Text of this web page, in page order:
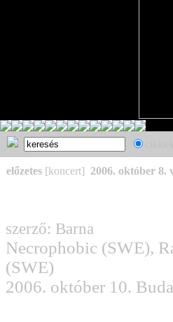
előzetes [koncert] 2006. október 8.
szerző: Barna
Necrophobic (SWE),
(SWE)
2006. október 10.